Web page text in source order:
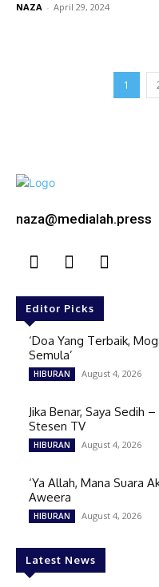
NAZA - April 29, 2024
1
naza@medialah.press
Editor Picks
‘Doa Yang Terbaik,
Semula’
HIBURAN August 4, 2026
Jika Benar, Saya Sedih
Stesen TV
HIBURAN August 4, 2026
‘Ya Allah, Mana Suara
Aweera
HIBURAN August 4, 2026
Latest News